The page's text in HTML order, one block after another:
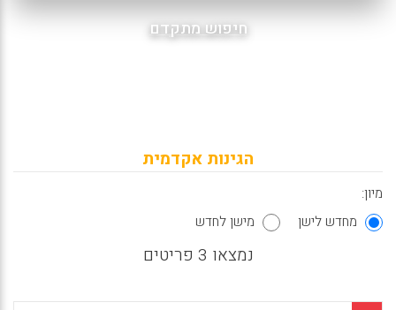
חיפוש מתקדם
הגינות אקדמית
מיון:
מחדש לישן
מישן לחדש
נמצאו 3 פריטים